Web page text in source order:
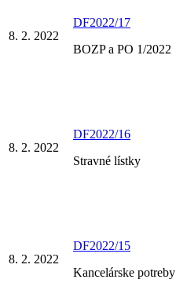
8. 2. 2022
DF2022/17
BOZP a PO 1/2022
8. 2. 2022
DF2022/16
Stravné lístky
8. 2. 2022
DF2022/15
Kancelárske potreby